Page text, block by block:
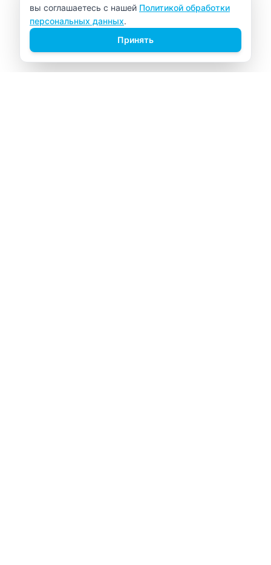
вы соглашаетесь с нашей Политикой обработки
персональных данных.
Принять